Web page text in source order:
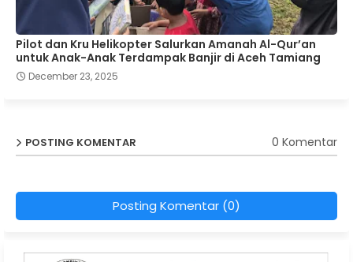
Pilot dan Kru Helikopter Salurkan Amanah Al-Qur’an
untuk Anak-Anak Terdampak Banjir di Aceh Tamiang
December 23, 2025
POSTING KOMENTAR 0 Komentar
Posting Komentar (0)